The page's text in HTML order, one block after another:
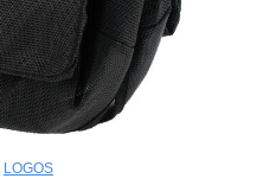
LOGOS